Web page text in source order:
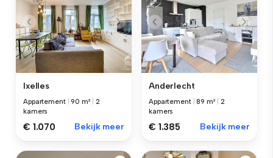
Ixelles
Appartement |90 m²
2
kamers
€ 1.070 Bekijk meer
Anderlecht
Appartement |89 m²
2
kamers
€ 1.385 Bekijk meer